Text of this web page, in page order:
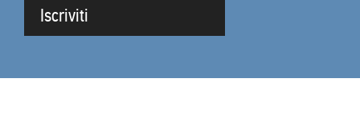
Iscriviti